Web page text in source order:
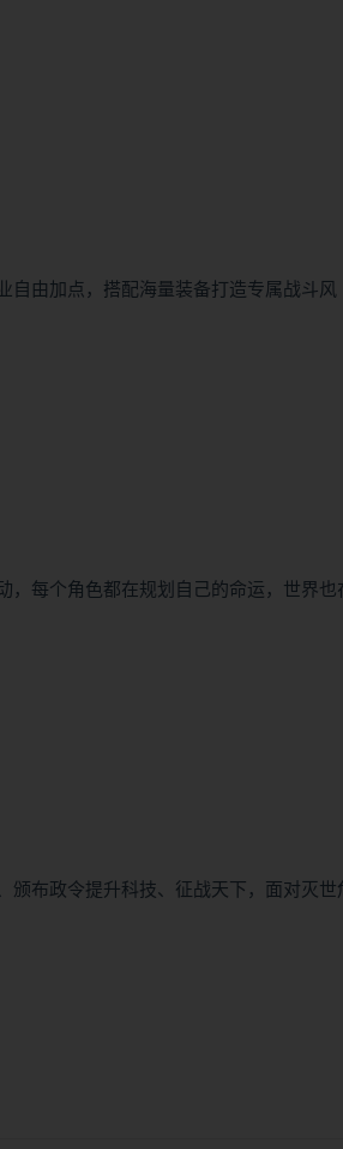
由加点，搭配海量装备打造专属战斗风
，每个角色都在规划自己的命运，世界也
颁布政令提升科技、征战天下，面对灭世